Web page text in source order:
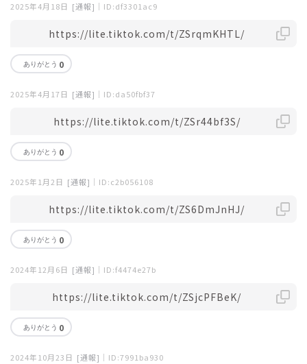
2025年4月18日 [通報] ｜ID:df3301ac9
https://lite.tiktok.com/t/ZSrqmKHTL/
0
2025年4月17日 [通報] ｜ID:da50fbf37
https://lite.tiktok.com/t/ZSr44bf3S/
0
2025年1月2日 [通報] ｜ID:c2b056108
https://lite.tiktok.com/t/ZS6DmJnHJ/
0
2024年12月6日 [通報] ｜ID:f4474e27b
https://lite.tiktok.com/t/ZSjcPFBeK/
0
2024年10月23日 [通報] ｜ID:7991ba930